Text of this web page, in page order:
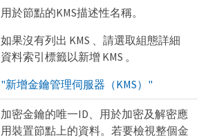
用於節點的KMS描述性名稱。
如果沒有列出 KMS 、請選取組態詳細
資料索引標籤以新增 KMS 。
"新增金鑰管理伺服器（KMS）"
加密金鑰的唯一ID、用於加密及解密應
用裝置節點上的資料。若要檢視整個金